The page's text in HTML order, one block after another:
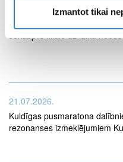
Izmantot tikai
Jēkabpils filiālē uz laiku
21.07.2026.
Kuldīgas pusmaratona
rezonanses izmeklējumiem